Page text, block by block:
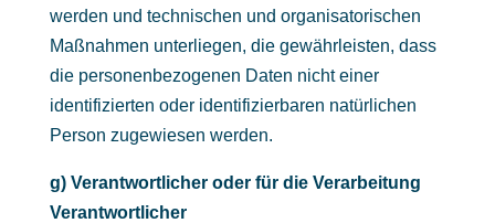
werden und technischen und organisatorischen
Maßnahmen unterliegen, die gewährleisten, dass
die personenbezogenen Daten nicht einer
identifizierten oder identifizierbaren natürlichen
Person zugewiesen werden.
g) Verantwortlicher oder für die Verarbeitung
Verantwortlicher